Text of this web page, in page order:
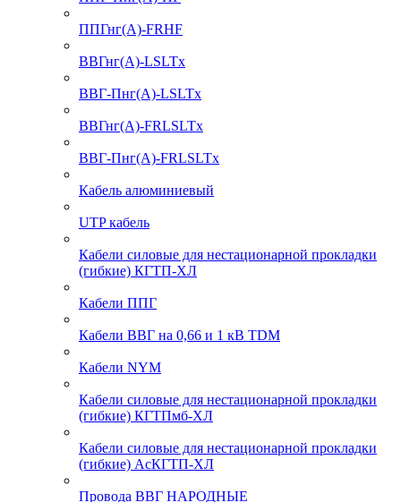
ППГнг(А)-FRHF
ВВГнг(А)-LSLTx
ВВГ-Пнг(А)-LSLTx
ВВГнг(А)-FRLSLTx
ВВГ-Пнг(А)-FRLSLTx
Кабель алюминиевый
UTP кабель
Кабели силовые для нестационарной прокладки
(гибкие) КГТП-ХЛ
Кабели ППГ
Кабели ВВГ на 0,66 и 1 кВ TDM
Кабели NYM
Кабели силовые для нестационарной прокладки
(гибкие) КГТПмб-ХЛ
Кабели силовые для нестационарной прокладки
(гибкие) АсКГТП-ХЛ
Провода ВВГ НАРОДНЫЕ